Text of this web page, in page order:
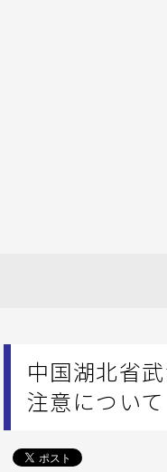
中国湖北省
注意について